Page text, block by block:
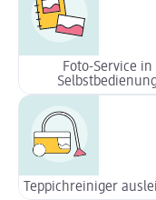
Foto-Service in
Teppichreiniger